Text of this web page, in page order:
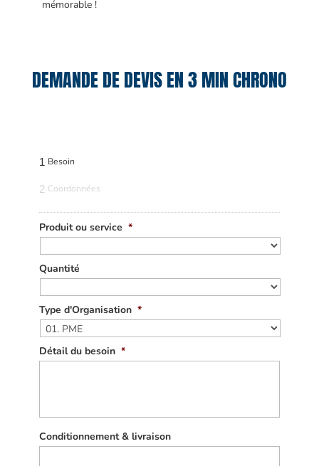
mémorable !
DEMANDE DE DEVIS EN 3 MIN CHRONO
1 Besoin
2 Coordonnées
Produit ou service *
Quantité
Type d'Organisation *
Détail du besoin *
Conditionnement & livraison